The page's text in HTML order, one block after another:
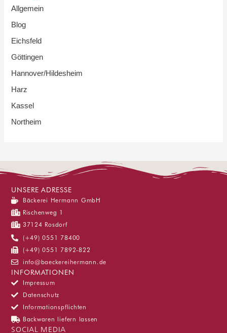
Allgemein
Blog
Eichsfeld
Göttingen
Hannover/Hildesheim
Harz
Kassel
Northeim
UNSERE ADRESSE
Bäckerei Hermann GmbH
Rischenweg 1
37124 Rosdorf
(+49) 0551 78400
(+49) 0551 7892-822
info@baeckereihermann.de
INFORMATIONEN
Impressum
Datenschutz
Informationspflichten
Backwaren liefern lassen
SOCIAL MEDIA